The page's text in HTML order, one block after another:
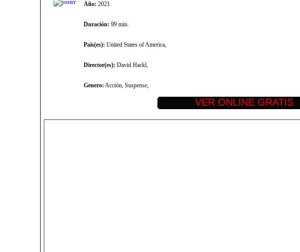
Año: 2021
Duración: 99 min.
Pais(es): United States of America,
Director(es): David Hackl,
Genero: Acción, Suspense,